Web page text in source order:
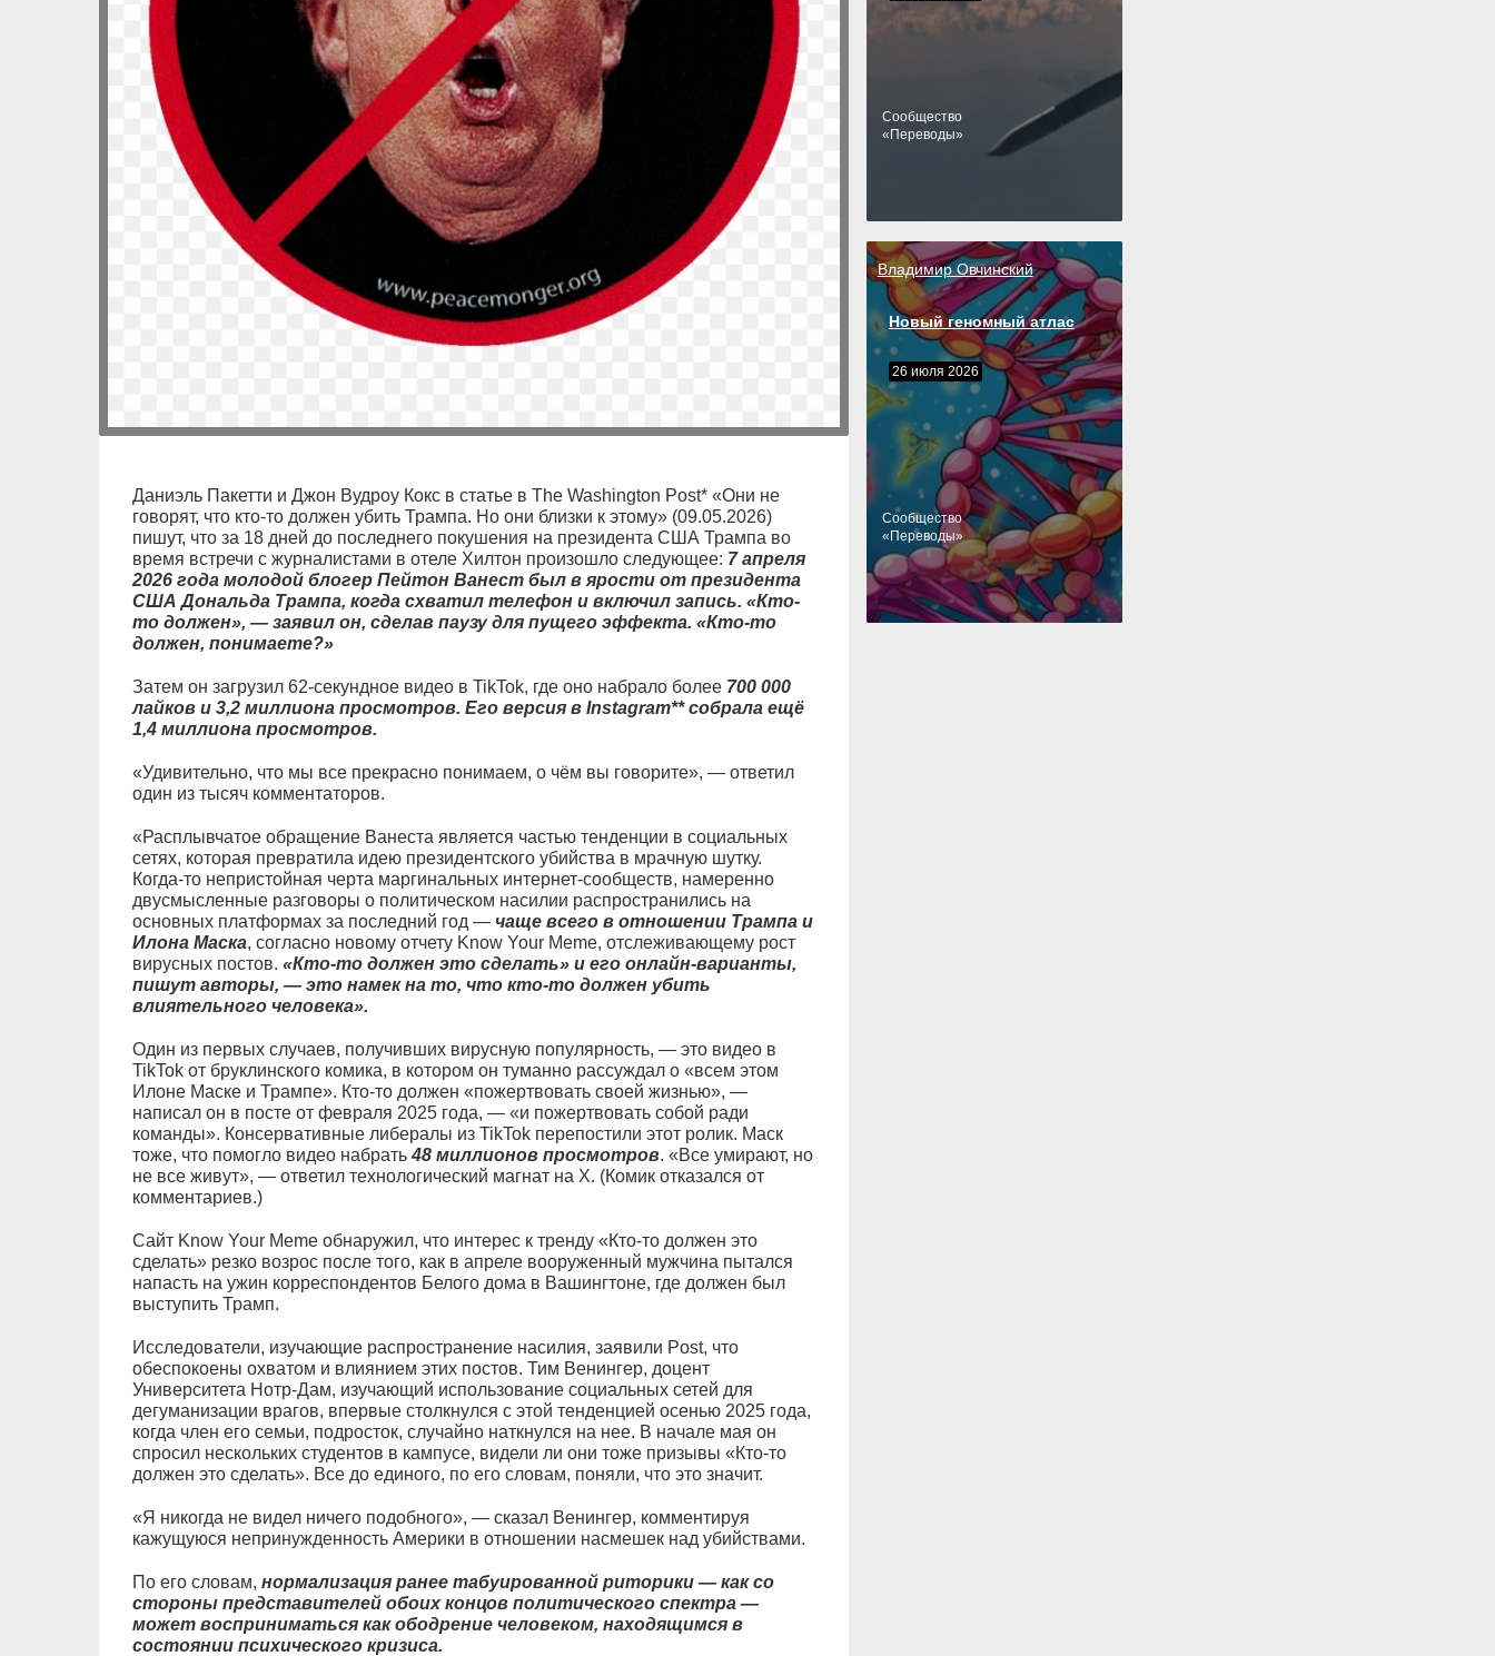
Даниэль Пакетти и Джон Вудроу Кокс в статье в The Washington Post* «Они не
говорят, что кто-то должен убить Трампа. Но они близки к этому» (09.05.2026)
пишут, что за 18 дней до последнего покушения на президента США Трампа во
время встречи с журналистами в отеле Хилтон произошло следующее: 7 апреля
2026 года молодой блогер Пейтон Ванест был в ярости от президента
США Дональда Трампа, когда схватил телефон и включил запись. «Кто-
то должен», — заявил он, сделав паузу для пущего эффекта. «Кто-то
должен, понимаете?»
Затем он загрузил 62-секундное видео в TikTok, где оно набрало более 700 000
лайков и 3,2 миллиона просмотров. Его версия в Instagram** собрала ещё
1,4 миллиона просмотров.
«Удивительно, что мы все прекрасно понимаем, о чём вы говорите», — ответил
один из тысяч комментаторов.
«Расплывчатое обращение Ванеста является частью тенденции в социальных
сетях, которая превратила идею президентского убийства в мрачную шутку.
Когда-то непристойная черта маргинальных интернет-сообществ, намеренно
двусмысленные разговоры о политическом насилии распространились на
основных платформах за последний год — чаще всего в отношении Трампа и
Илона Маска, согласно новому отчету Know Your Meme, отслеживающему рост
вирусных постов. «Кто-то должен это сделать» и его онлайн-варианты,
пишут авторы, — это намек на то, что кто-то должен убить
влиятельного человека».
Один из первых случаев, получивших вирусную популярность, — это видео в
TikTok от бруклинского комика, в котором он туманно рассуждал о «всем этом
Илоне Маске и Трампе». Кто-то должен «пожертвовать своей жизнью», —
написал он в посте от февраля 2025 года, — «и пожертвовать собой ради
команды». Консервативные либералы из TikTok перепостили этот ролик. Маск
тоже, что помогло видео набрать48 миллионов просмотров. «Все умирают, но
не все живут», — ответил технологический магнат на X. (Комик отказался от
комментариев.)
Сайт Know Your Meme обнаружил, что интерес к тренду «Кто-то должен это
сделать» резко возрос после того, как в апреле вооруженный мужчина пытался
напасть на ужин корреспондентов Белого дома в Вашингтоне, где должен был
выступить Трамп.
Исследователи, изучающие распространение насилия, заявили Post, что
обеспокоены охватом и влиянием этих постов. Тим Венингер, доцент
Университета Нотр-Дам, изучающий использование социальных сетей для
дегуманизации врагов, впервые столкнулся с этой тенденцией осенью 2025 года,
когда член его семьи, подросток, случайно наткнулся на нее. В начале мая он
спросил нескольких студентов в кампусе, видели ли они тоже призывы «Кто-то
должен это сделать». Все до единого, по его словам, поняли, что это значит.
«Я никогда не видел ничего подобного», — сказал Венингер, комментируя
кажущуюся непринужденность Америки в отношении насмешек над убийствами.
По его словам, нормализация ранее табуированной риторики — как со
стороны представителей обоих концов политического спектра —
может восприниматься как ободрение человеком, находящимся в
состоянии психического кризиса.
Cообщество
«Переводы»
Владимир Овчинский
Новый геномный атлас
26 июля 2026
Cообщество
«Переводы»